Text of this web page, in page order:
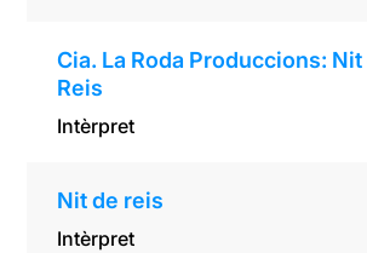
Cia. La Roda Produccions: Nit
Reis
Intèrpret
Nit de reis
Intèrpret